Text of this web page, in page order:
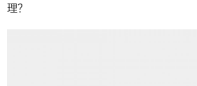
理？